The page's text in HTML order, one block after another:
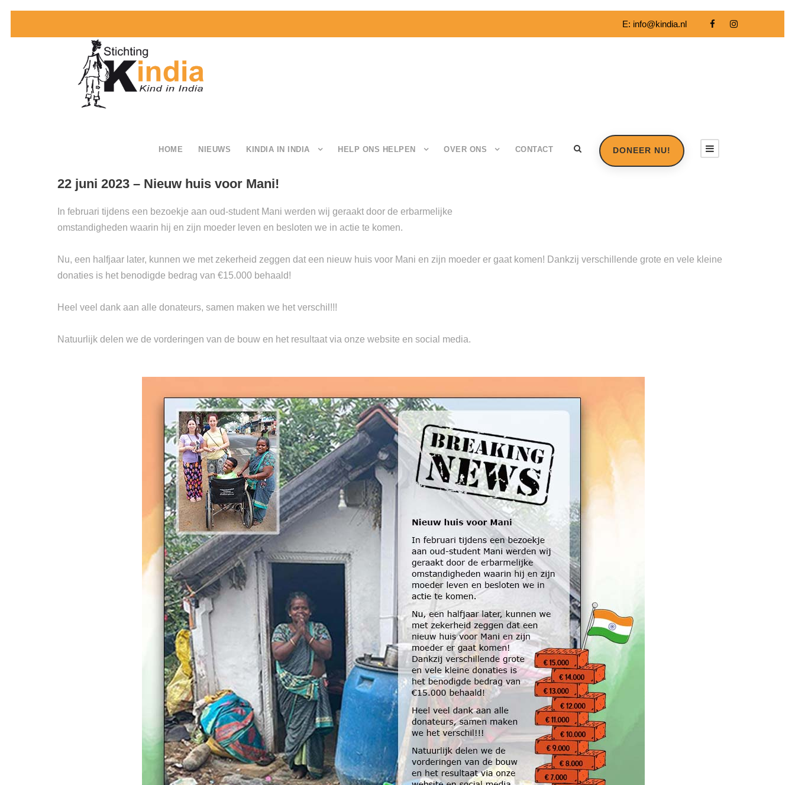
E: info@kindia.nl
HOME NIEUWS KINDIA IN INDIA HELP ONS HELPEN OVER ONS CONTACT DONEER NU!
22 juni 2023 – Nieuw huis voor Mani!
In februari tijdens een bezoekje aan oud-student Mani werden wij geraakt door de erbarmelijke
omstandigheden waarin hij en zijn moeder leven en besloten we in actie te komen.
Nu, een halfjaar later, kunnen we met zekerheid zeggen dat een nieuw huis voor Mani en zijn moeder er gaat komen! Dankzij verschillende grote en vele kleine
donaties is het benodigde bedrag van €15.000 behaald!
Heel veel dank aan alle donateurs, samen maken we het verschil!!!
Natuurlijk delen we de vorderingen van de bouw en het resultaat via onze website en social media.